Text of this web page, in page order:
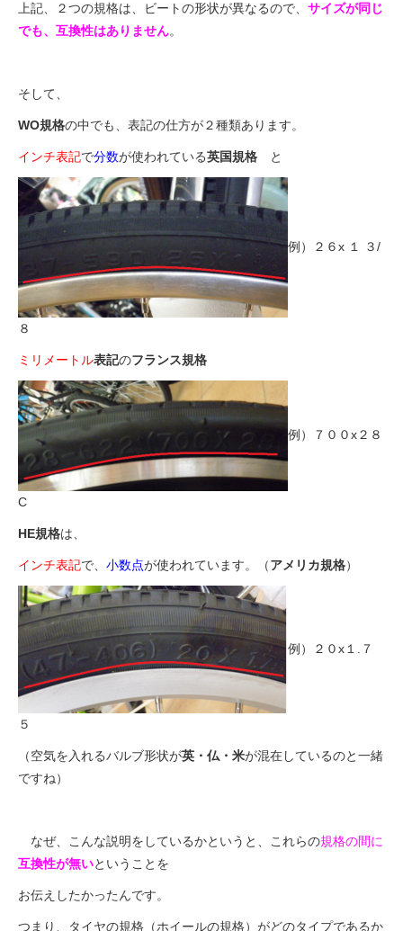
上記、２つの規格は、ビートの形状が異なるので、 サイズが同じ
でも、互換性はありません。
そして、
WO規格の中でも、表記の仕方が２種類あります。
インチ表記で分数が使われている英国規格 と
例）２６x １ ３/
８
ミリメートル表記のフランス規格
例）７００x２８
C
HE規格は、
インチ表記で、 小数点が使われています。（アメリカ規格）
例）２０x１.７
５
（空気を入れるバルブ形状が英・仏・米が混在しているのと一緒
ですね）
なぜ、こんな説明をしているかというと、これらの規格の間に
互換性が無いということを
お伝えしたかったんです。
つまり、タイヤの規格（ホイールの規格）がどのタイプであるか